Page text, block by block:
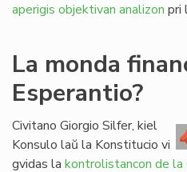
aperigis objektivan analizon pri
La monda
Esperantio?
Civitano Giorgio Silfer, kiel
Konsulo laŭ la Konstitucio vi
gvidas la kontrolistancon de la